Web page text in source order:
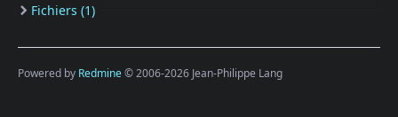
Fichiers (1)
Powered by Redmine© 2006-2026 Jean-Philippe Lang